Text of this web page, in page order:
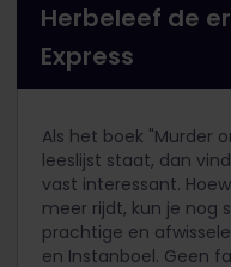
Herbeleef de
Express
Als het boek "Murder
leeslijst staat, dan
vast interessant.
meer rijdt, kun je nog
prachtige en
en Instanboel. Geen